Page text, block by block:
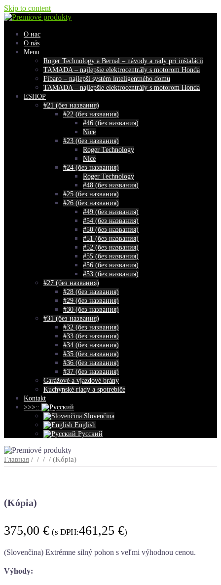
Skip to content
О нас
O nás
Menu
Roger Technology a Bernal – návody a rady pri inštalácii
TAMADA – najlepšie elektrocentrály s motorom Honda
Fibaro – najlepší systém inteligentného domu
TAMADA – najlepšie elektrocentrály s motorom Honda
ESHOP
#21 (без названия)
#22 (без названия)
#46 (без названия)
Nice
#23 (без названия)
Roger Technology
Nice
#24 (без названия)
Roger Technology
#48 (без названия)
#25 (без названия)
#26 (без названия)
#49 (без названия)
#54 (без названия)
#50 (без названия)
#51 (без названия)
#52 (без названия)
#55 (без названия)
#56 (без названия)
#53 (без названия)
#27 (без названия)
#28 (без названия)
#29 (без названия)
#30 (без названия)
#31 (без названия)
#32 (без названия)
#33 (без названия)
#34 (без названия)
#35 (без названия)
#36 (без названия)
#37 (без названия)
Garážové a vjazdové brány
Kuchynské riady a spotrebiče
Kontakt
>>>::
Slovenčina
English
Русский
Главная / / / / (Kópia)
(Kópia)
375,00 € (s DPH:461,25 €)
(Slovenčina) Extrémne silný pohon s veľmi výhodnou cenou.
Výhody: